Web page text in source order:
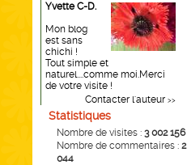
Yvette C-D.
Mon blog
est sans
chichi !
Tout simple et
naturel....comme moi.Merci
de votre visite !
Contacter l'auteur >>
Statistiques
Nombre de visites : 3 002 156
Nombre de commentaires : 2
044